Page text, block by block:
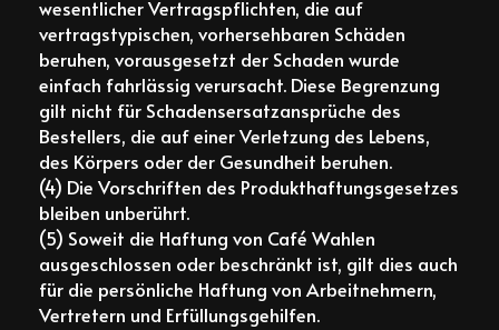
wesentlicher Vertragspflichten, die auf
vertragstypischen, vorhersehbaren Schäden
beruhen, vorausgesetzt der Schaden wurde
einfach fahrlässig verursacht. Diese Begrenzung
gilt nicht für Schadensersatzansprüche des
Bestellers, die auf einer Verletzung des Lebens,
des Körpers oder der Gesundheit beruhen.
(4) Die Vorschriften des Produkthaftungsgesetzes
bleiben unberührt.
(5) Soweit die Haftung von Café Wahlen
ausgeschlossen oder beschränkt ist, gilt dies auch
für die persönliche Haftung von Arbeitnehmern,
Vertretern und Erfüllungsgehilfen.